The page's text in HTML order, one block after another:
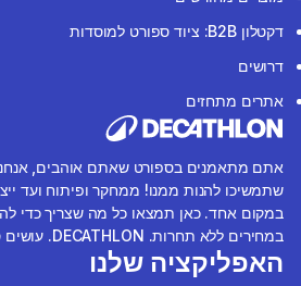
דקטלון B2B: ציוד ספורט למוסדות
דרושים
אתרים מתחזים
אתם מתאמנים בספורט שאתם אוהבים, אנחנו
שתמשיכו להנות ממנו! ממחקר ופיתוח ועד
במקום אחד. כאן תמצאו כל מה שצריך כדי
במחירים ללא תחרות. DECATHLON. עושים ספורט יחד!
האפליקציה שלנו